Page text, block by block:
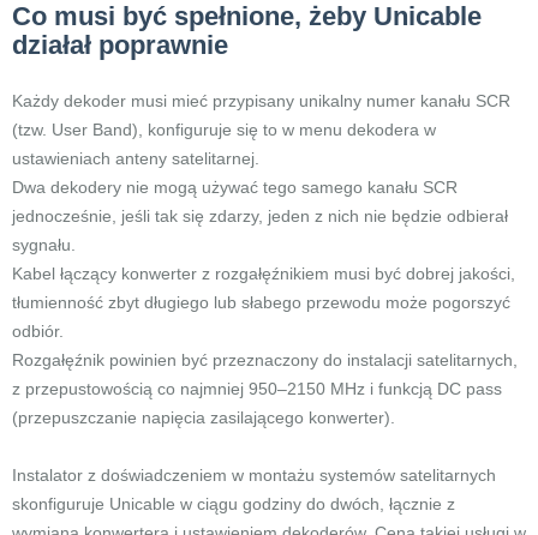
Co musi być spełnione, żeby Unicable
działał poprawnie
Każdy dekoder musi mieć przypisany unikalny numer kanału SCR
(tzw. User Band), konfiguruje się to w menu dekodera w
ustawieniach anteny satelitarnej.
Dwa dekodery nie mogą używać tego samego kanału SCR
jednocześnie, jeśli tak się zdarzy, jeden z nich nie będzie odbierał
sygnału.
Kabel łączący konwerter z rozgałęźnikiem musi być dobrej jakości,
tłumienność zbyt długiego lub słabego przewodu może pogorszyć
odbiór.
Rozgałęźnik powinien być przeznaczony do instalacji satelitarnych,
z przepustowością co najmniej 950–2150 MHz i funkcją DC pass
(przepuszczanie napięcia zasilającego konwerter).
Instalator z doświadczeniem w montażu systemów satelitarnych
skonfiguruje Unicable w ciągu godziny do dwóch, łącznie z